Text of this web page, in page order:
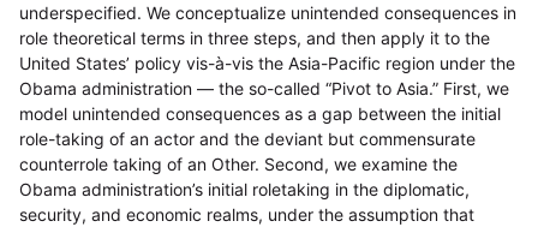
underspecified. We conceptualize unintended consequences in
role theoretical terms in three steps, and then apply it to the
United States’ policy vis-à-vis the Asia-Pacific region under the
Obama administration — the so-called “Pivot to Asia.” First, we
model unintended consequences as a gap between the initial
role-taking of an actor and the deviant but commensurate
counterrole taking of an Other. Second, we examine the
Obama administration’s initial roletaking in the diplomatic,
security, and economic realms, under the assumption that